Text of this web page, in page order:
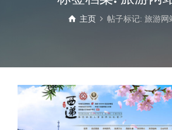
主页 帖子标记: 旅游网